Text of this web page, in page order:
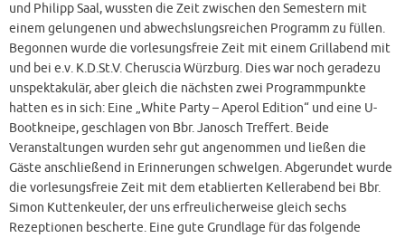
und Philipp Saal, wussten die Zeit zwischen den Semestern mit
einem gelungenen und abwechslungsreichen Programm zu füllen.
Begonnen wurde die vorlesungsfreie Zeit mit einem Grillabend mit
und bei e.v. K.D.St.V. Cheruscia Würzburg. Dies war noch geradezu
unspektakulär, aber gleich die nächsten zwei Programmpunkte
hatten es in sich: Eine „White Party – Aperol Edition“ und eine U-
Bootkneipe, geschlagen von Bbr. Janosch Treffert. Beide
Veranstaltungen wurden sehr gut angenommen und ließen die
Gäste anschließend in Erinnerungen schwelgen. Abgerundet wurde
die vorlesungsfreie Zeit mit dem etablierten Kellerabend bei Bbr.
Simon Kuttenkeuler, der uns erfreulicherweise gleich sechs
Rezeptionen bescherte. Eine gute Grundlage für das folgende